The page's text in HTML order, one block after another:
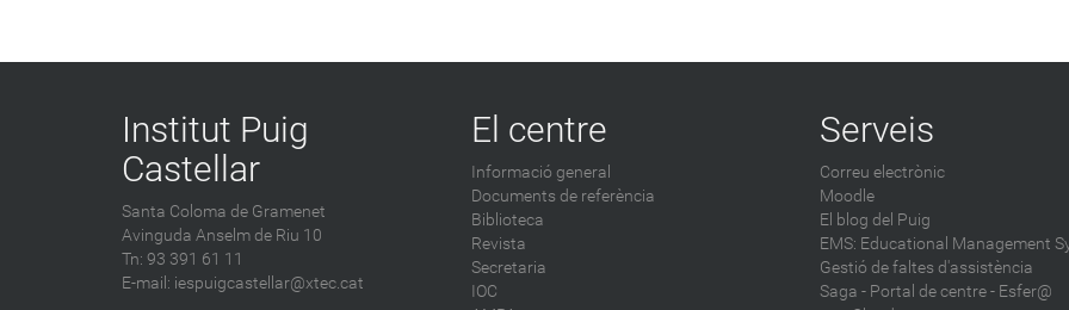
Institut Puig
Castellar
Santa Coloma de Gramenet
Avinguda Anselm de Riu 10
Tn: 93 391 61 11
E-mail: iespuigcastellar@xtec.cat
El centre
Informació general
Documents de referència
Biblioteca
Revista
Secretaria
IOC
Serveis
Correu electrònic
Moodle
El blog del Puig
EMS: Educational Management
Gestió de faltes d'assistència
Saga - Portal de centre - Esfer@